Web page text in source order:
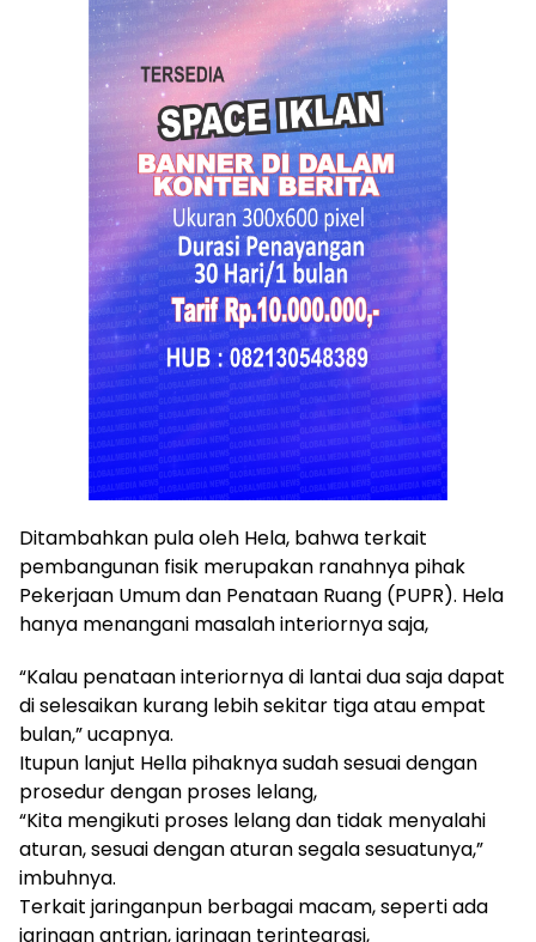
Ditambahkan pula oleh Hela, bahwa terkait
pembangunan fisik merupakan ranahnya pihak
Pekerjaan Umum dan Penataan Ruang (PUPR). Hela
hanya menangani masalah interiornya saja,
“Kalau penataan interiornya di lantai dua saja dapat
di selesaikan kurang lebih sekitar tiga atau empat
bulan,” ucapnya.
Itupun lanjut Hella pihaknya sudah sesuai dengan
prosedur dengan proses lelang,
“Kita mengikuti proses lelang dan tidak menyalahi
aturan, sesuai dengan aturan segala sesuatunya,”
imbuhnya.
Terkait jaringanpun berbagai macam, seperti ada
jaringan antrian, jaringan terintegrasi,